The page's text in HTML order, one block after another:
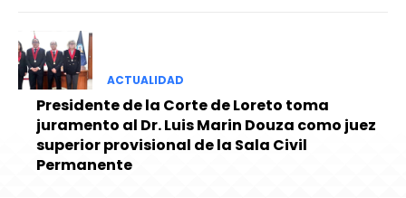
ACTUALIDAD
Presidente de la Corte de Loreto toma
juramento al Dr. Luis Marin Douza como juez
superior provisional de la Sala Civil
Permanente